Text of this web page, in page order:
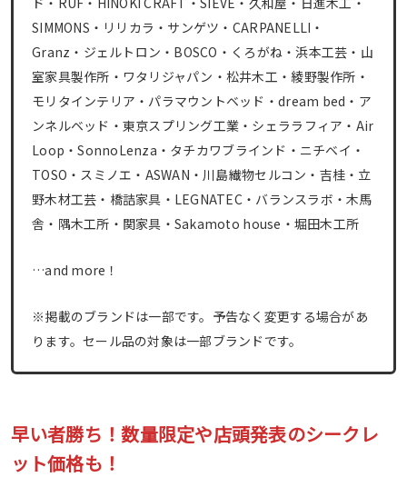
SIMMONS・リリカラ・サンゲツ・CARPANELLI・
Granz・ジェルトロン・BOSCO・くろがね・浜本工芸・山
室家具製作所・ワタリジャパン・松井木工・綾野製作所・
モリタインテリア・パラマウントベッド・dream bed・ア
ンネルベッド・東京スプリング工業・シェララフィア・Air
Loop・SonnoLenza・タチカワブラインド・ニチベイ・
TOSO・スミノエ・ASWAN・川島繊物セルコン・吉桂・立
野木材工芸・橋詰家具・LEGNATEC・バランスラボ・木馬
舎・隅木工所・関家具・Sakamoto house・堀田木工所
…and more！
※掲載のブランドは一部です。予告なく変更する場合があ
ります。セール品の対象は一部ブランドです。
早い者勝ち！数量限定や店頭発表のシークレ
ット価格も！